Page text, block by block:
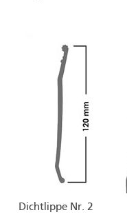
Dichtlippe Nr. 2